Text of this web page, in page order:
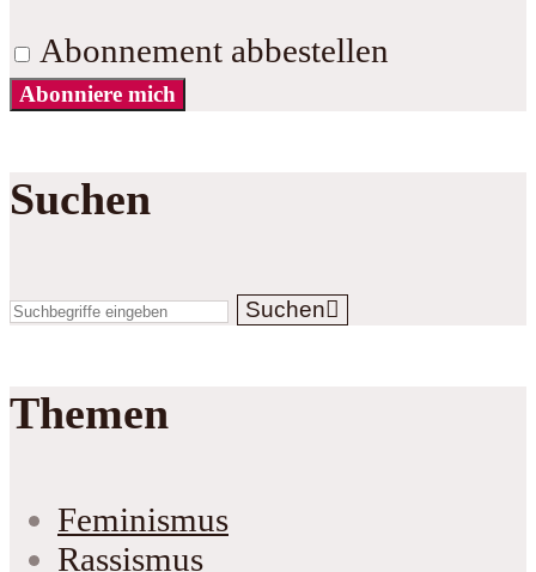
Abonnement abbestellen
Abonniere mich
Suchen
Suchen
Themen
Feminismus
Rassismus